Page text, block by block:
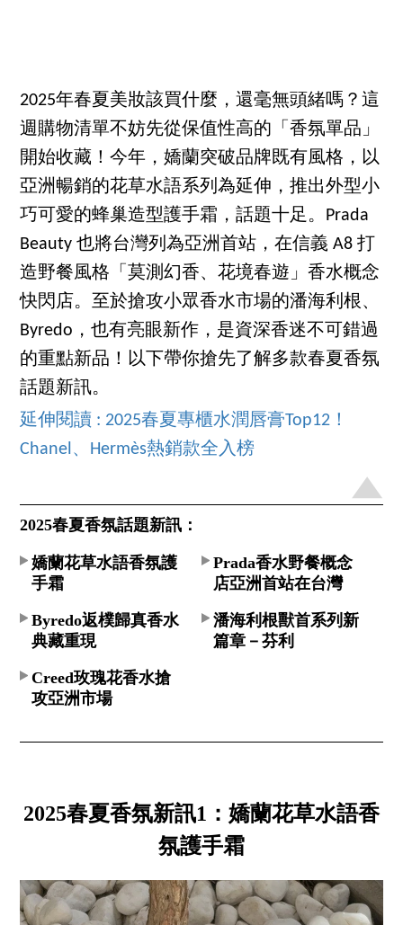
2025年春夏美妝該買什麼，還毫無頭緒嗎？這
週購物清單不妨先從保值性高的「香氛單品」
開始收藏！今年，嬌蘭突破品牌既有風格，以
亞洲暢銷的花草水語系列為延伸，推出外型小
巧可愛的蜂巢造型護手霜，話題十足。Prada
Beauty 也將台灣列為亞洲首站，在信義 A8 打
造野餐風格「莫測幻香、花境春遊」香水概念
快閃店。至於搶攻小眾香水市場的潘海利根、
Byredo，也有亮眼新作，是資深香迷不可錯過
的重點新品！以下帶你搶先了解多款春夏香氛
話題新訊。
延伸閱讀 : 2025春夏專櫃水潤唇膏Top12！
Chanel、Hermès熱銷款全入榜
2025春夏香氛話題新訊：
嬌蘭花草水語香氛護
手霜
Prada香水野餐概念
店亞洲首站在台灣
Byredo返樸歸真香水
典藏重現
潘海利根獸首系列新
篇章－芬利
Creed玫瑰花香水搶
攻亞洲市場
2025春夏香氛新訊1：嬌蘭花草水語香
氛護手霜